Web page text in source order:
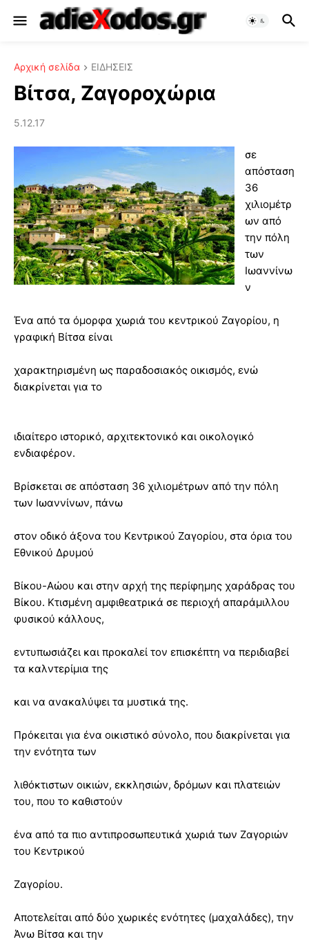
Αρχική σελίδα ΕΙΔΗΣΕΙΣ
Βίτσα, Ζαγοροχώρια
5.12.17
σε
απόσταση
36
χιλιομέτρ
ων από
την πόλη
των
Ιωαννίνω
ν
Ένα από τα όμορφα χωριά του κεντρικού Ζαγορίου, η
γραφική Βίτσα είναι
χαρακτηρισμένη ως παραδοσιακός οικισμός, ενώ
διακρίνεται για το
ιδιαίτερο ιστορικό, αρχιτεκτονικό και οικολογικό
ενδιαφέρον.
Βρίσκεται σε απόσταση 36 χιλιομέτρων από την πόλη
των Ιωαννίνων, πάνω
στον οδικό άξονα του Κεντρικού Ζαγορίου, στα όρια του
Εθνικού Δρυμού
Βίκου-Αώου και στην αρχή της περίφημης χαράδρας του
Βίκου. Κτισμένη αμφιθεατρικά σε περιοχή απαράμιλλου
φυσικού κάλλους,
εντυπωσιάζει και προκαλεί τον επισκέπτη να περιδιαβεί
τα καλντερίμια της
και να ανακαλύψει τα μυστικά της.
Πρόκειται για ένα οικιστικό σύνολο, που διακρίνεται για
την ενότητα των
λιθόκτιστων οικιών, εκκλησιών, δρόμων και πλατειών
του, που το καθιστούν
ένα από τα πιο αντιπροσωπευτικά χωριά των Ζαγοριών
του Κεντρικού
Ζαγορίου.
Αποτελείται από δύο χωρικές ενότητες (μαχαλάδες), την
Άνω Βίτσα και την